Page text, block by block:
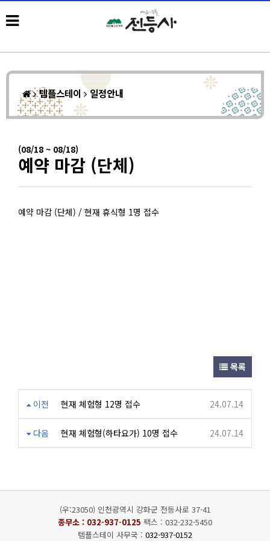
템플스테이 일정안내
(08/18 ~ 08/18)
예약 마감 (단체)
예약 마감 (단체) / 현재 휴식형 1명 접수
목록
이전 현재 체험형 12명 접수 24.07.14
다음 현재 체험형(하타요가) 10명 접수 24.07.14
(우:23050) 인천광역시 강화군 전등사로 37-41
종무소 : 032-937-0125 팩스 : 032-232-5450
템플스테이 사무국 : 032-937-0152